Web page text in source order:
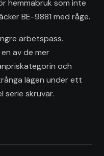
hemmabruk som inte
BE-9881 med råge.
arbetspass.
av de mer
och
lägen under ett
serie skruvar.